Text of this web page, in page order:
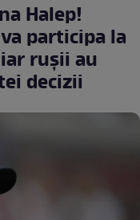
Halep!
participa la
ruşii au
decizii